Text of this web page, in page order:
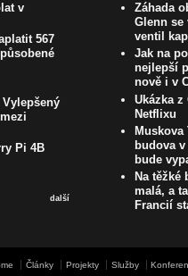
v
567
Pi 4B
další
Záhada
Glenn se
ventil
Jak na
nejlepší
nově i v
Ukázka z
Netflixu
Muskova
budova
bude
Na
malá, a
Francií
Články Projekty Služby